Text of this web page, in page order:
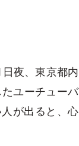
夜、東京都内
ユーチューバ
が出ると、心